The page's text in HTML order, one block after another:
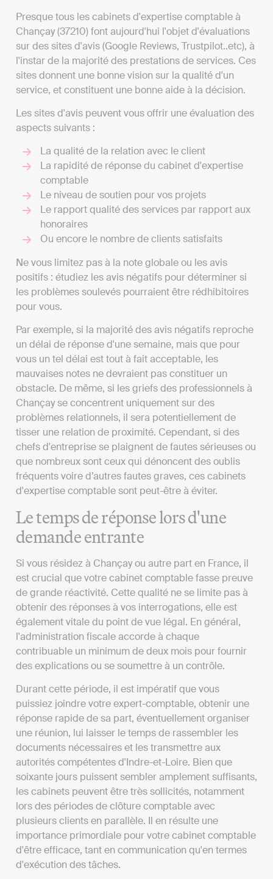
Presque tous les cabinets d'expertise comptable à
Chançay (37210) font aujourd'hui l'objet d'évaluations
sur des sites d'avis (Google Reviews, Trustpilot..etc), à
l'instar de la majorité des prestations de services. Ces
sites donnent une bonne vision sur la qualité d'un
service, et constituent une bonne aide à la décision.
Les sites d'avis peuvent vous offrir une évaluation des
aspects suivants :
La qualité de la relation avec le client
La rapidité de réponse du cabinet d'expertise
comptable
Le niveau de soutien pour vos projets
Le rapport qualité des services par rapport aux
honoraires
Ou encore le nombre de clients satisfaits
Ne vous limitez pas à la note globale ou les avis
positifs : étudiez les avis négatifs pour déterminer si
les problèmes soulevés pourraient être rédhibitoires
pour vous.
Par exemple, si la majorité des avis négatifs reproche
un délai de réponse d'une semaine, mais que pour
vous un tel délai est tout à fait acceptable, les
mauvaises notes ne devraient pas constituer un
obstacle. De même, si les griefs des professionnels à
Chançay se concentrent uniquement sur des
problèmes relationnels, il sera potentiellement de
tisser une relation de proximité. Cependant, si des
chefs d'entreprise se plaignent de fautes sérieuses ou
que nombreux sont ceux qui dénoncent des oublis
fréquents voire d’autres fautes graves, ces cabinets
d'expertise comptable sont peut-être à éviter.
Le temps de réponse lors d'une
demande entrante
Si vous résidez à Chançay ou autre part en France, il
est crucial que votre cabinet comptable fasse preuve
de grande réactivité. Cette qualité ne se limite pas à
obtenir des réponses à vos interrogations, elle est
également vitale du point de vue légal. En général,
l'administration fiscale accorde à chaque
contribuable un minimum de deux mois pour fournir
des explications ou se soumettre à un contrôle.
Durant cette période, il est impératif que vous
puissiez joindre votre expert-comptable, obtenir une
réponse rapide de sa part, éventuellement organiser
une réunion, lui laisser le temps de rassembler les
documents nécessaires et les transmettre aux
autorités compétentes d'Indre-et-Loire. Bien que
soixante jours puissent sembler amplement suffisants,
les cabinets peuvent être très sollicités, notamment
lors des périodes de clôture comptable avec
plusieurs clients en parallèle. Il en résulte une
importance primordiale pour votre cabinet comptable
d'être efficace, tant en communication qu'en termes
d'exécution des tâches.